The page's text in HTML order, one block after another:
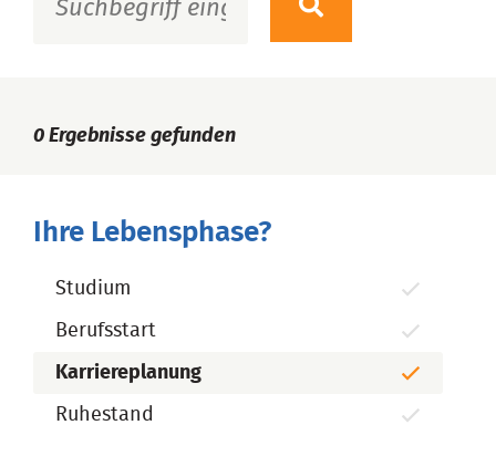
0 Ergebnisse gefunden
Ihre Lebensphase?
Studium
Berufsstart
Karriereplanung
Ruhestand